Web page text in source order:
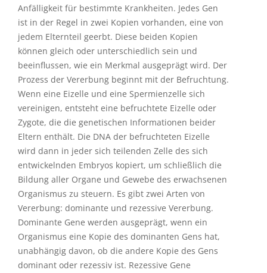
Anfälligkeit für bestimmte Krankheiten. Jedes Gen
ist in der Regel in zwei Kopien vorhanden, eine von
jedem Elternteil geerbt. Diese beiden Kopien
können gleich oder unterschiedlich sein und
beeinflussen, wie ein Merkmal ausgeprägt wird. Der
Prozess der Vererbung beginnt mit der Befruchtung.
Wenn eine Eizelle und eine Spermienzelle sich
vereinigen, entsteht eine befruchtete Eizelle oder
Zygote, die die genetischen Informationen beider
Eltern enthält. Die DNA der befruchteten Eizelle
wird dann in jeder sich teilenden Zelle des sich
entwickelnden Embryos kopiert, um schließlich die
Bildung aller Organe und Gewebe des erwachsenen
Organismus zu steuern. Es gibt zwei Arten von
Vererbung: dominante und rezessive Vererbung.
Dominante Gene werden ausgeprägt, wenn ein
Organismus eine Kopie des dominanten Gens hat,
unabhängig davon, ob die andere Kopie des Gens
dominant oder rezessiv ist. Rezessive Gene